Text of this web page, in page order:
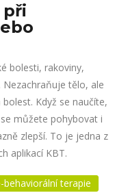
při
bolesti, rakoviny,
tělo, ale
Když se naučíte,
můžete pohybovat i
zlepší. To je jedna z
aplikací KBT.
behaviorální terapie